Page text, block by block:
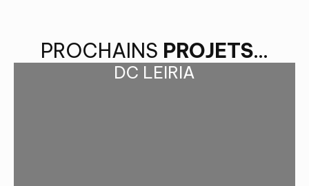
PROCHAINS PROJETS...
DC LEIRIA